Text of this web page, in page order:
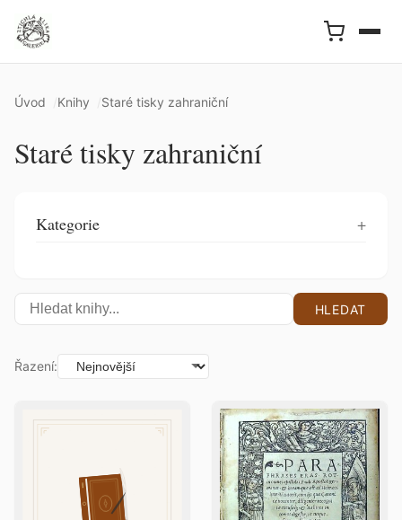
Úvod Knihy Staré tisky zahraniční
Staré tisky zahraniční
Kategorie
HLEDAT
Řazení: